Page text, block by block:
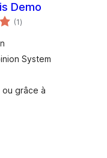
Demo
(1एकूण
मूल्यांकन
)
System
ou grâce à